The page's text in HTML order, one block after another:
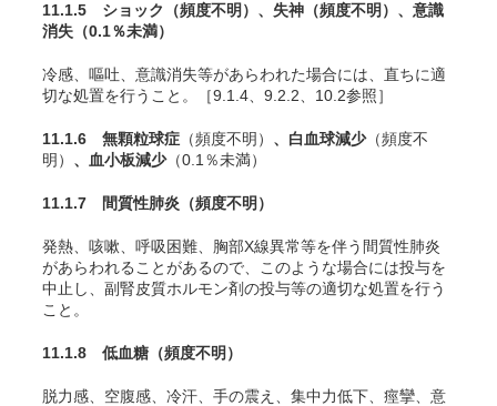
11.1.5 ショック （頻度不明） 、失神 （頻度不明） 、意識
消失 （0.1％未満）
冷感、嘔吐、意識消失等があらわれた場合には、直ちに適
切な処置を行うこと。［9.1.4、9.2.2、10.2参照］
11.1.6 無顆粒球症 （頻度不明） 、白血球減少（頻度不
明） 、血小板減少（0.1％未満）
11.1.7 間質性肺炎 （頻度不明）
発熱、咳嗽、呼吸困難、胸部X線異常等を伴う間質性肺炎
があらわれることがあるので、このような場合には投与を
中止し、副腎皮質ホルモン剤の投与等の適切な処置を行う
こと。
11.1.8 低血糖 （頻度不明）
脱力感、空腹感、冷汗、手の震え、集中力低下、痙攣、意